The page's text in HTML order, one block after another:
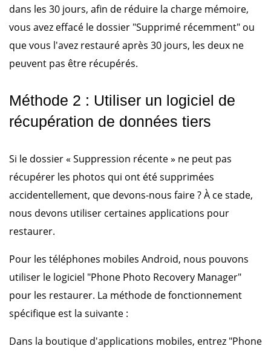
dans les 30 jours, afin de réduire la charge mémoire,
vous avez effacé le dossier "Supprimé récemment" ou
que vous l'avez restauré après 30 jours, les deux ne
peuvent pas être récupérés.
Méthode 2 : Utiliser un logiciel de
récupération de données tiers
Si le dossier « Suppression récente » ne peut pas
récupérer les photos qui ont été supprimées
accidentellement, que devons-nous faire ? À ce stade,
nous devons utiliser certaines applications pour
restaurer.
Pour les téléphones mobiles Android, nous pouvons
utiliser le logiciel "Phone Photo Recovery Manager"
pour les restaurer. La méthode de fonctionnement
spécifique est la suivante :
Dans la boutique d'applications mobiles, entrez "Phone